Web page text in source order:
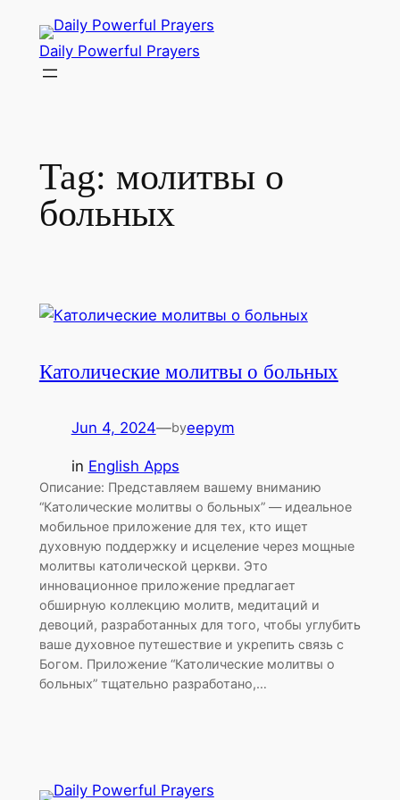
content
Daily Powerful Prayers
Tag: молитвы о
больных
Католические молитвы о больных
Jun 4, 2024—byeepym
in English Apps
Описание: Представляем вашему вниманию
“Католические молитвы о больных” — идеальное
мобильное приложение для тех, кто ищет
духовную поддержку и исцеление через мощные
молитвы католической церкви. Это
инновационное приложение предлагает
обширную коллекцию молитв, медитаций и
девоций, разработанных для того, чтобы углубить
ваше духовное путешествие и укрепить связь с
Богом. Приложение “Католические молитвы о
больных” тщательно разработано,…